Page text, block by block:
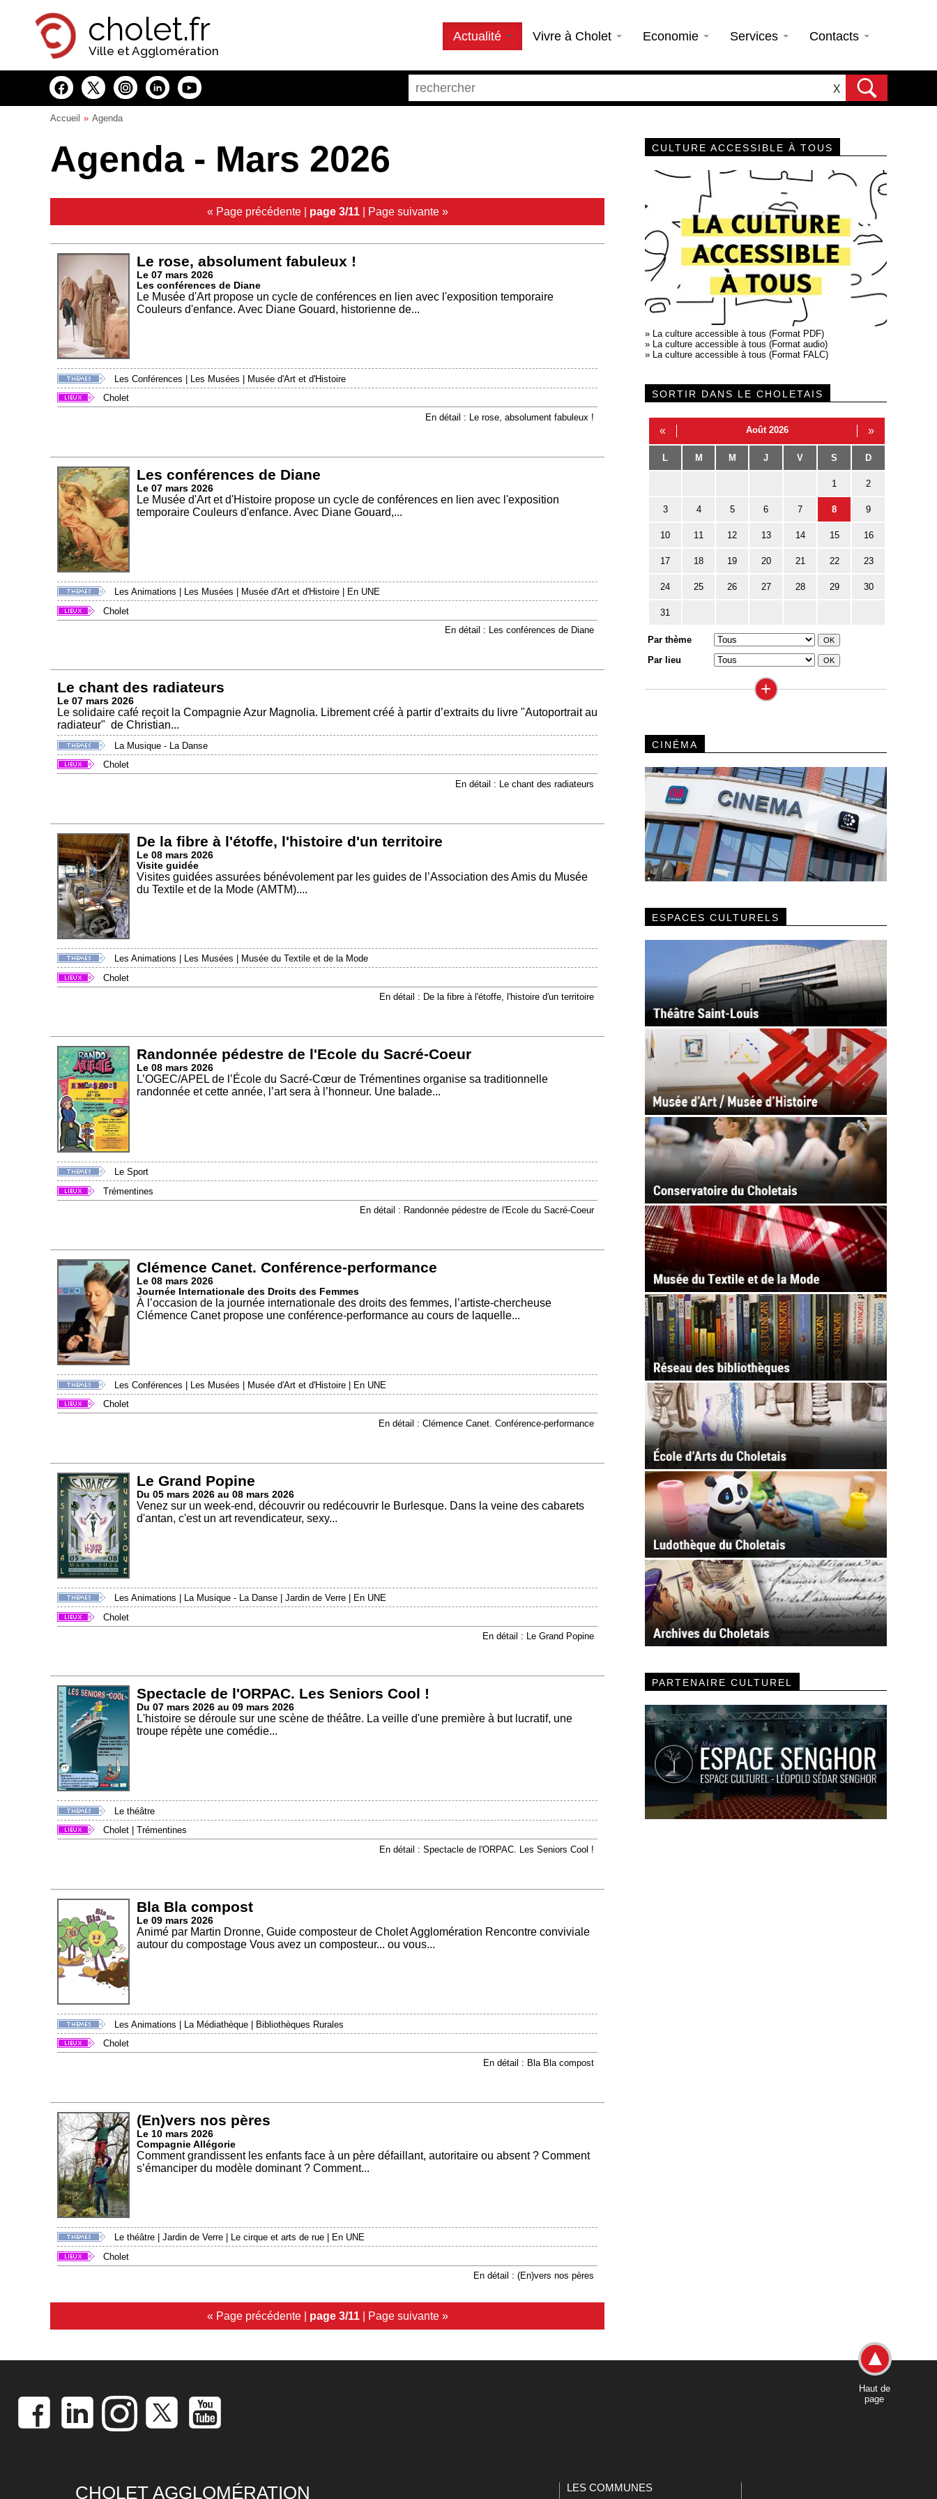
cholet.fr
Ville et Agglomération
Actualité Vivre à Cholet Economie Services Contacts
X
Accueil Agenda
Agenda - Mars 2026
« Page précédente| page 3/11| Page suivante »
Le rose, absolument fabuleux !
Le 07 mars 2026
Les conférences de Diane
Le Musée d'Art propose un cycle de conférences en lien avec l'exposition temporaire
Couleurs d'enfance. Avec Diane Gouard, historienne de...
Les Conférences | Les Musées | Musée d'Art et d'Histoire
Cholet
En détail : Le rose, absolument fabuleux !
Les conférences de Diane
Le 07 mars 2026
Le Musée d'Art et d'Histoire propose un cycle de conférences en lien avec l'exposition
temporaire Couleurs d'enfance. Avec Diane Gouard,...
Les Animations Les Musées Musée d'Art et d'Histoire
En UNE
Cholet
En détail : Les conférences de Diane
Le chant des radiateurs
Le 07 mars 2026
Le solidaire café reçoit la Compagnie Azur Magnolia. Librement créé à partir d’extraits du livre "Autoportrait au
radiateur" de Christian...
La Musique - La Danse
Cholet
En détail : Le chant des radiateurs
De la fibre à l'étoffe, l'histoire d'un territoire
Le 08 mars 2026
Visite guidée
Visites guidées assurées bénévolement par les guides de l’Association des Amis du Musée
du Textile et de la Mode (AMTM)....
Les Animations Les Musées
Musée du Textile et de la Mode
Cholet
En détail : De la fibre à l'étoffe, l'histoire d'un territoire
Randonnée pédestre de l'Ecole du Sacré-Coeur
Le 08 mars 2026
L’OGEC/APEL de l’École du Sacré-Cœur de Trémentines organise sa traditionnelle
randonnée et cette année, l’art sera à l’honneur. Une balade...
Le Sport
Trémentines
En détail : Randonnée pédestre de l'Ecole du Sacré-Coeur
Clémence Canet. Conférence-performance
Le 08 mars 2026
Journée Internationale des Droits des Femmes
À l’occasion de la journée internationale des droits des femmes, l’artiste-chercheuse
Clémence Canet propose une conférence-performance au cours de laquelle...
Les Conférences | Les Musées | Musée d'Art et d'Histoire | En UNE
Cholet
En détail : Clémence Canet. Conférence-performance
Le Grand Popine
Du 05 mars 2026 au 08 mars 2026
Venez sur un week-end, découvrir ou redécouvrir le Burlesque. Dans la veine des cabarets
d'antan, c'est un art revendicateur, sexy...
Les Animations La Musique - La Danse Jardin de Verre
En UNE
Cholet
En détail : Le Grand Popine
Spectacle de l'ORPAC. Les Seniors Cool !
Du 07 mars 2026 au 09 mars 2026
L'histoire se déroule sur une scène de théâtre. La veille d'une première à but lucratif, une
troupe répète une comédie...
Le théâtre
Cholet
Trémentines
En détail : Spectacle de l'ORPAC. Les Seniors Cool !
Bla Bla compost
Le 09 mars 2026
Animé par Martin Dronne, Guide composteur de Cholet Agglomération Rencontre conviviale
autour du compostage Vous avez un composteur... ou vous...
Les Animations | La Médiathèque | Bibliothèques Rurales
Cholet
En détail : Bla Bla compost
(En)vers nos pères
Le 10 mars 2026
Compagnie Allégorie
Comment grandissent les enfants face à un père défaillant, autoritaire ou absent ? Comment
s’émanciper du modèle dominant ? Comment...
Le théâtre Jardin de Verre Le cirque et arts de rue
En UNE
Cholet
En détail : (En)vers nos pères
« Page précédente| page 3/11| Page suivante »
CULTURE ACCESSIBLE À TOUS
» La culture accessible à tous (Format PDF)
» La culture accessible à tous (Format audio)
» La culture accessible à tous (Format FALC)
SORTIR DANS LE CHOLETAIS
« Août 2026 »
L M M J V S D
1 2
3 4 5 6 7 8 9
10 11 12 13 14 15 16
17 18 19 20 21 22 23
24 25 26 27 28 29 30
31
Par thème
Par lieu
+
CINÉMA
ESPACES CULTURELS
PARTENAIRE CULTUREL
Haut de
page
CHOLET AGGLOMÉRATION LES COMMUNES